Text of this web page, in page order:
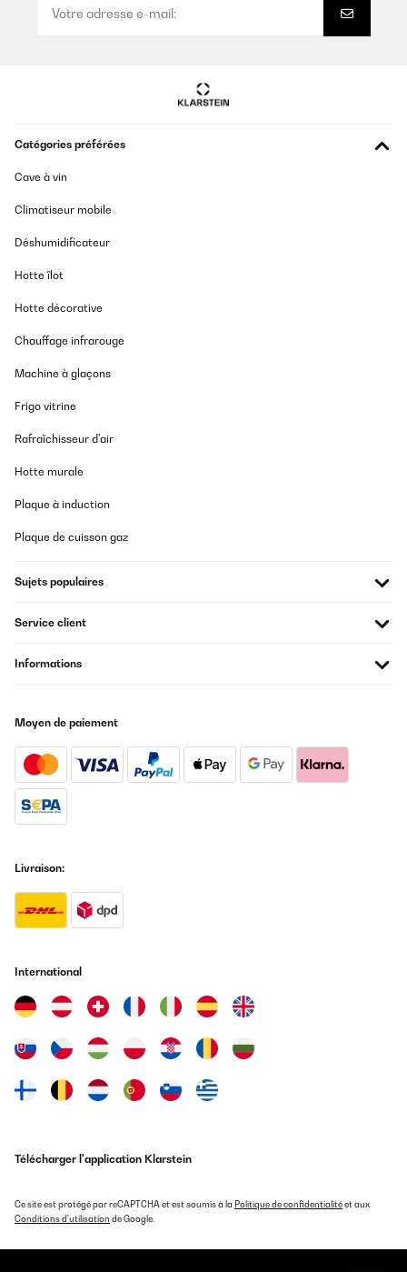
Catégories préférées
Cave à vin
Climatiseur mobile
Déshumidificateur
Hotte îlot
Hotte décorative
Chauffage infrarouge
Machine à glaçons
Frigo vitrine
Rafraîchisseur d'air
Hotte murale
Plaque à induction
Plaque de cuisson gaz
Sujets populaires
Service client
Informations
Moyen de paiement
Livraison:
International
Télécharger l'application Klarstein
Ce site est protégé par reCAPTCHA et est soumis à la Politique de confidentialitéet aux
Conditions d'utilisation de Google.